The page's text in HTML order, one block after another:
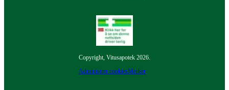
Copyright, Vitusapotek 2026.
Administrer cookiesMerker